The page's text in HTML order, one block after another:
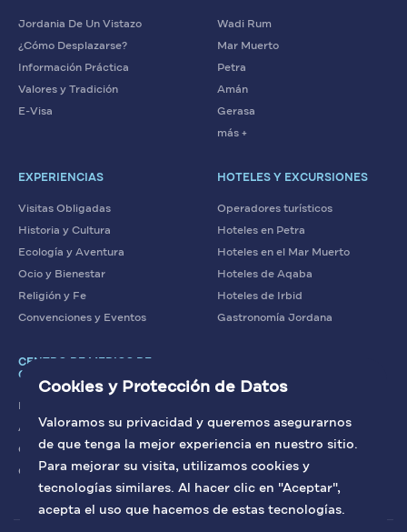
Jordania De Un Vistazo
¿Cómo Desplazarse?
Información Práctica
Valores y Tradición
E-Visa
Wadi Rum
Mar Muerto
Petra
Amán
Gerasa
más +
EXPERIENCIAS
Visitas Obligadas
Historia y Cultura
Ecología y Aventura
Ocio y Bienestar
Religión y Fe
Convenciones y Eventos
HOTELES Y EXCURSIONES
Operadores turísticos
Hoteles en Petra
Hoteles en el Mar Muerto
Hoteles de Aqaba
Hoteles de Irbid
Gastronomía Jordana
CENTRO DE MEDIOS DE
COMUNICACIÓN
Artículos
Contacto con nosotros
Galería
Cookies y Protección de Datos
Valoramos su privacidad y queremos asegurarnos
de que tenga la mejor experiencia en nuestro sitio.
Para mejorar su visita, utilizamos cookies y
tecnologías similares. Al hacer clic en "Aceptar",
acepta el uso que hacemos de estas tecnologías.